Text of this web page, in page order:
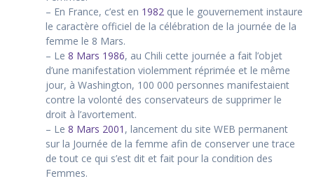
– En France, c’est en 1982 que le gouvernement instaure
le caractère officiel de la célébration de la journée de la
femme le 8 Mars.
– Le 8 Mars 1986, au Chili cette journée a fait l’objet
d’une manifestation violemment réprimée et le même
jour, à Washington, 100 000 personnes manifestaient
contre la volonté des conservateurs de supprimer le
droit à l’avortement.
– Le 8 Mars 2001 , lancement du site WEB permanent
sur la Journée de la femme afin de conserver une trace
de tout ce qui s’est dit et fait pour la condition des
Femmes.